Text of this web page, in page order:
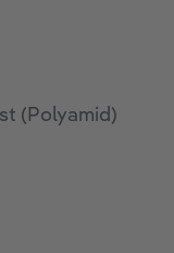
(Polyamid)